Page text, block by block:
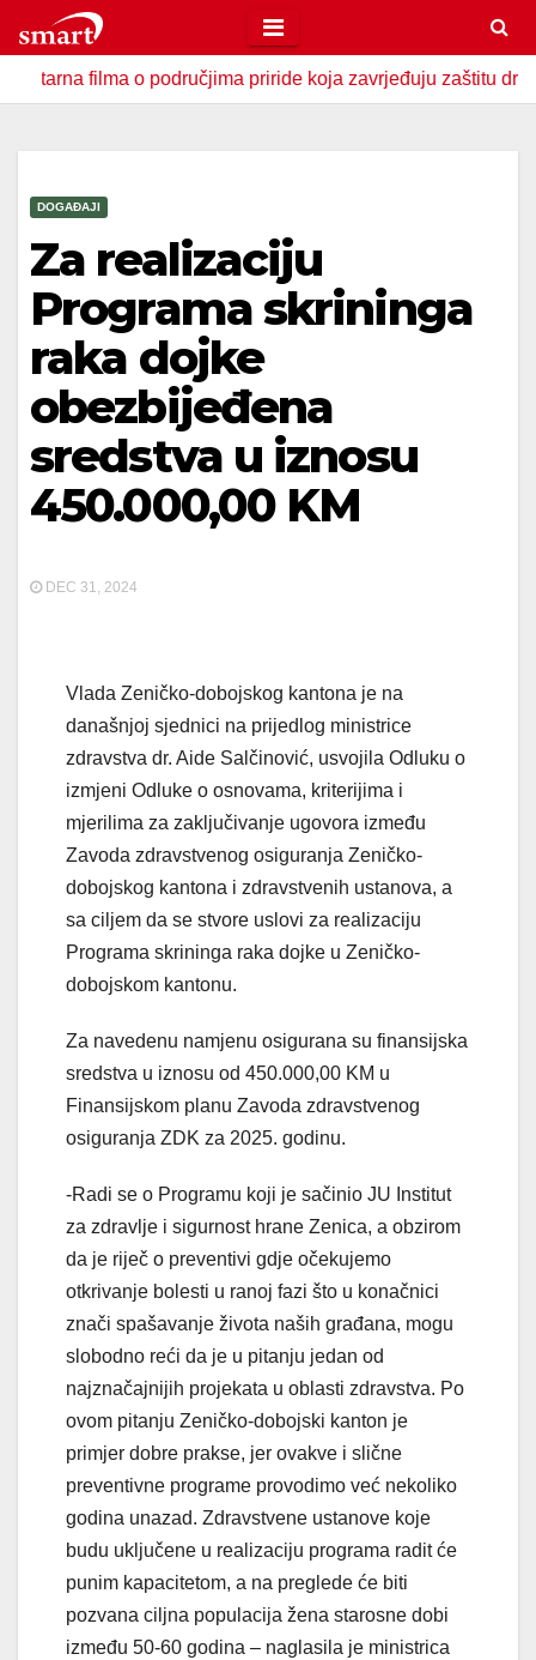
to
contento područjima priride koja zavrjeđuju zaštitu države
DOGAĐAJI
Za realizaciju
Programa skrininga
raka dojke
obezbijeđena
sredstva u iznosu
450.000,00 KM
DEC 31, 2024
Vlada Zeničko-dobojskog kantona je na
današnjoj sjednici na prijedlog ministrice
zdravstva dr. Aide Salčinović, usvojila Odluku o
izmjeni Odluke o osnovama, kriterijima i
mjerilima za zaključivanje ugovora između
Zavoda zdravstvenog osiguranja Zeničko-
dobojskog kantona i zdravstvenih ustanova, a
sa ciljem da se stvore uslovi za realizaciju
Programa skrininga raka dojke u Zeničko-
dobojskom kantonu.
Za navedenu namjenu osigurana su finansijska
sredstva u iznosu od 450.000,00 KM u
Finansijskom planu Zavoda zdravstvenog
osiguranja ZDK za 2025. godinu.
-Radi se o Programu koji je sačinio JU Institut
za zdravlje i sigurnost hrane Zenica, a obzirom
da je riječ o preventivi gdje očekujemo
otkrivanje bolesti u ranoj fazi što u konačnici
znači spašavanje života naših građana, mogu
slobodno reći da je u pitanju jedan od
najznačajnijih projekata u oblasti zdravstva. Po
ovom pitanju Zeničko-dobojski kanton je
primjer dobre prakse, jer ovakve i slične
preventivne programe provodimo već nekoliko
godina unazad. Zdravstvene ustanove koje
budu uključene u realizaciju programa radit će
punim kapacitetom, a na preglede će biti
pozvana ciljna populacija žena starosne dobi
između 50-60 godina – naglasila je ministrica